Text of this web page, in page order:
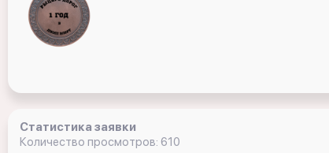
Статистика заявки
Количество просмотров: 610